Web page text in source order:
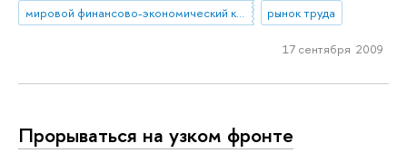
мировой финансово-экономический кризис рынок труда
17 сентября 2009
Прорываться на узком фронте